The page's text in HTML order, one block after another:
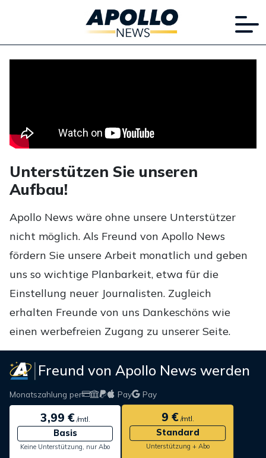
Unterstützen Sie unseren
Aufbau!
Apollo News wäre ohne unsere Unterstützer
nicht möglich. Als Freund von Apollo News
fördern Sie unsere Arbeit monatlich und geben
uns so wichtige Planbarkeit, etwa für die
Einstellung neuer Journalisten. Zugleich
erhalten Freunde von uns Dankeschöns wie
einen werbefreien Zugang zu unserer Seite.
Freund von Apollo News werden
Monatszahlung per Pay Pay
3,99 €/mtl.
Basis
Keine Unterstützung, nur Abo
9 €/mtl.
Standard
Unterstützung + Abo